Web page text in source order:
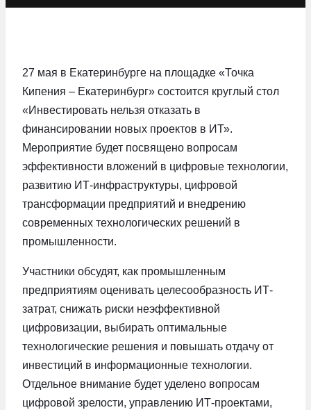
27 мая в Екатеринбурге на площадке «Точка
Кипения – Екатеринбург» состоится круглый стол
«Инвестировать нельзя отказать в
финансировании новых проектов в ИТ».
Мероприятие будет посвящено вопросам
эффективности вложений в цифровые технологии,
развитию ИТ-инфраструктуры, цифровой
трансформации предприятий и внедрению
современных технологических решений в
промышленности.
Участники обсудят, как промышленным
предприятиям оценивать целесообразность ИТ-
затрат, снижать риски неэффективной
цифровизации, выбирать оптимальные
технологические решения и повышать отдачу от
инвестиций в информационные технологии.
Отдельное внимание будет уделено вопросам
цифровой зрелости, управлению ИТ-проектами,